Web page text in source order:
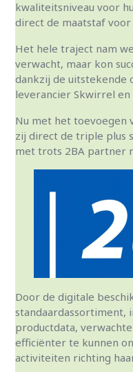
kwaliteitsniveau voor
direct de maatstaf
Het hele traject nam
verwacht, maar kon
dankzij de uitstekende
leverancier Skwirrel en
Nu met het toevoegen
zij direct de triple plus
met trots 2BA partner
Door de digitale
standaardassortiment,
productdata,
efficiënter te kunnen
activiteiten richting